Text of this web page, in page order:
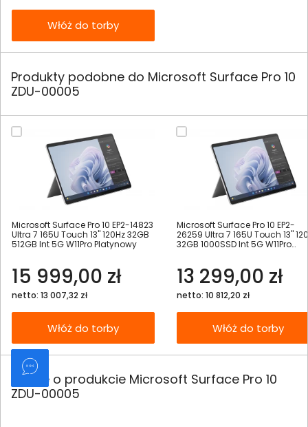
Włóż do torby
Produkty podobne do Microsoft Surface Pro 10
ZDU-00005
Microsoft Surface Pro 10 EP2-14823
Ultra 7 165U Touch 13" 120Hz 32GB
512GB Int 5G W11Pro Platynowy
15 999,00 zł
netto: 13 007,32 zł
Włóż do torby
Microsoft Surface Pro 10 EP2-
26259 Ultra 7 165U Touch 13"
32GB 1000SSD Int 5G W11Pro
13 299,00 zł
netto: 10 812,20 zł
Włóż do torby
Opinie o produkcie Microsoft Surface Pro 10
ZDU-00005